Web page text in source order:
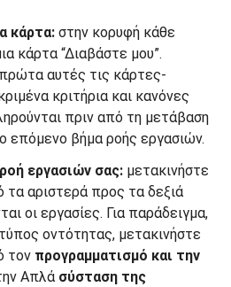
κάρτα: στην κορυφή κάθε
κάρτα “Διαβάστε μου”.
αυτές τις κάρτες-
κριτήρια και κανόνες
πριν από τη μετάβαση
επόμενο βήμα ροής εργασιών.
εργασιών σας: μετακινήστε
τα αριστερά προς τα δεξιά
οι εργασίες. Για παράδειγμα,
οντότητας, μετακινήστε
τον προγραμματισμό και την
Απλά σύσταση της